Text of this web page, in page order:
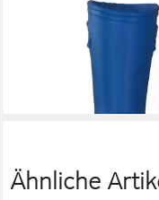
Crocs Kinder
Rain Boot K 205827
lieferbar - in 3-4 Werktagen
Ähnliche